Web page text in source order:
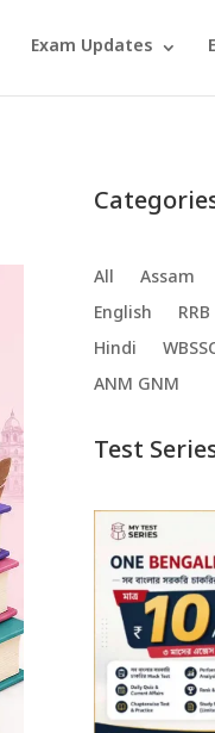
Exam Updates
All Assam
English
RRB
Hindi
ANM GNM
Test